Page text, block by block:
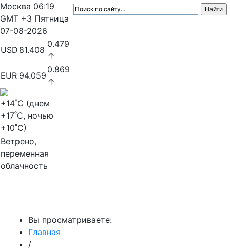
Москва 06:19
GMT +3 Пятница
07-08-2026
USD 81.408
0.479
↑
EUR 94.059
0.869
↑
+14˚C (днем
+17˚C, ночью
+10˚C)
Ветрено,
переменная
облачность
Вы просматриваете:
Главная
/